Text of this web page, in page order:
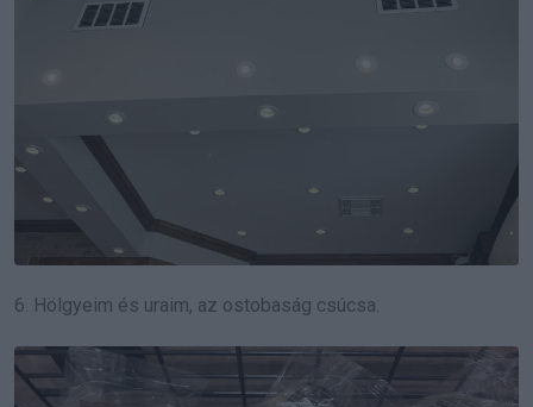
6. Hölgyeim és uraim, az ostobaság csúcsa.